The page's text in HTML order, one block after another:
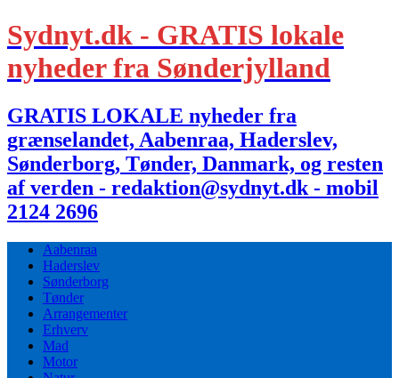
Sydnyt.dk - GRATIS lokale
nyheder fra Sønderjylland
GRATIS LOKALE nyheder fra
grænselandet, Aabenraa, Haderslev,
Sønderborg, Tønder, Danmark, og resten
af verden - redaktion@sydnyt.dk - mobil
2124 2696
Aabenraa
Haderslev
Sønderborg
Tønder
Arrangementer
Erhverv
Mad
Motor